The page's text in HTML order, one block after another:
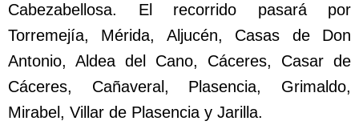
Cabezabellosa. El recorrido pasará por
Torremejía, Mérida, Aljucén, Casas de Don
Antonio, Aldea del Cano, Cáceres, Casar de
Cáceres, Cañaveral, Plasencia, Grimaldo,
Mirabel, Villar de Plasencia y Jarilla.